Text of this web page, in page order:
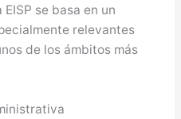
se basa en un
relevantes
de los ámbitos más